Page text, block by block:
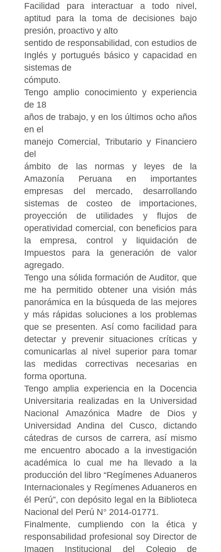
Facilidad para interactuar a todo nivel,
aptitud para la toma de decisiones bajo
presión, proactivo y alto
sentido de responsabilidad, con estudios de
Inglés y portugués básico y capacidad en
sistemas de
cómputo.
Tengo amplio conocimiento y experiencia
de 18
años de trabajo, y en los últimos ocho años
en el
manejo Comercial, Tributario y Financiero
del
ámbito de las normas y leyes de la
Amazonía Peruana en importantes
empresas del mercado, desarrollando
sistemas de costeo de importaciones,
proyección de utilidades y flujos de
operatividad comercial, con beneficios para
la empresa, control y liquidación de
Impuestos para la generación de valor
agregado.
Tengo una sólida formación de Auditor, que
me ha permitido obtener una visión más
panorámica en la búsqueda de las mejores
y más rápidas soluciones a los problemas
que se presenten. Así como facilidad para
detectar y prevenir situaciones críticas y
comunicarlas al nivel superior para tomar
las medidas correctivas necesarias en
forma oportuna.
Tengo amplia experiencia en la Docencia
Universitaria realizadas en la Universidad
Nacional Amazónica Madre de Dios y
Universidad Andina del Cusco, dictando
cátedras de cursos de carrera, así mismo
me encuentro abocado a la investigación
académica lo cual me ha llevado a la
producción del libro “Regímenes Aduaneros
Internacionales y Regímenes Aduaneros en
él Perú”, con depósito legal en la Biblioteca
Nacional del Perú N° 2014-01771.
Finalmente, cumpliendo con la ética y
responsabilidad profesional soy Director de
Imagen Institucional del Colegio de